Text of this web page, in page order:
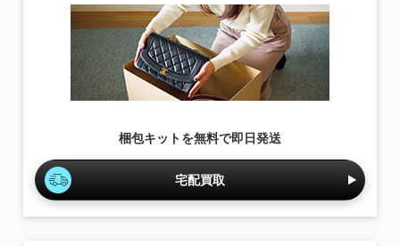
梱包キットを無料で即日発送
宅配買取